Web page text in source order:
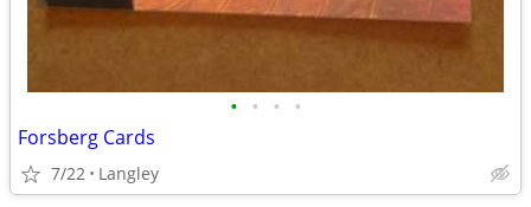
• • • •
Forsberg Cards
7/22 Langley